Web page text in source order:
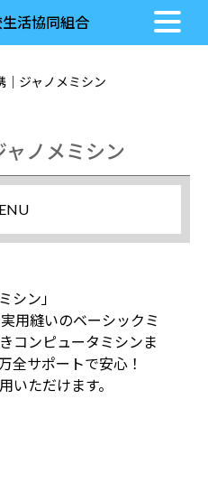
活協同組合
｜ジャノメミシン
ノメミシン
シン」
用縫いのベーシックミ
コンピュータミシンま
全サポートで安心！
いただけます。